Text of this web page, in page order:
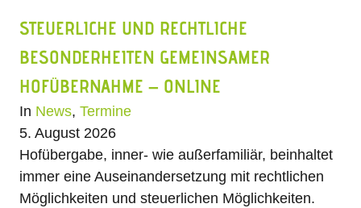
STEUERLICHE UND RECHTLICHE
BESONDERHEITEN GEMEINSAMER
HOFÜBERNAHME – ONLINE
In News, Termine
5. August 2026
Hofübergabe, inner- wie außerfamiliär, beinhaltet
immer eine Auseinandersetzung mit rechtlichen
Möglichkeiten und steuerlichen Möglichkeiten.